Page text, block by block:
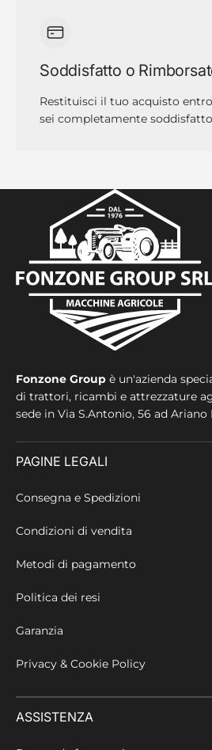
Soddisfatto o
Restituisci il tuo acquisto
sei completamente
Fonzone Group è un'azienda
di trattori, ricambi e attrezzature
sede in Via S.Antonio, 56 ad Ariano
PAGINE LEGALI
Consegna e Spedizioni
Condizioni di vendita
Metodi di pagamento
Politica dei resi
Garanzia
Privacy & Cookie Policy
ASSISTENZA